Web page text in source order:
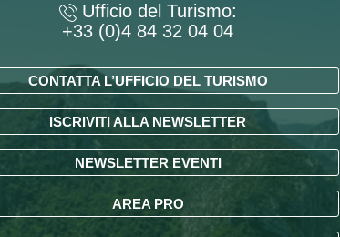
Ufficio del Turismo:
+33 (0)4 84 32 04 04
CONTATTA L’UFFICIO DEL TURISMO
ISCRIVITI ALLA NEWSLETTER
NEWSLETTER EVENTI
AREA PRO